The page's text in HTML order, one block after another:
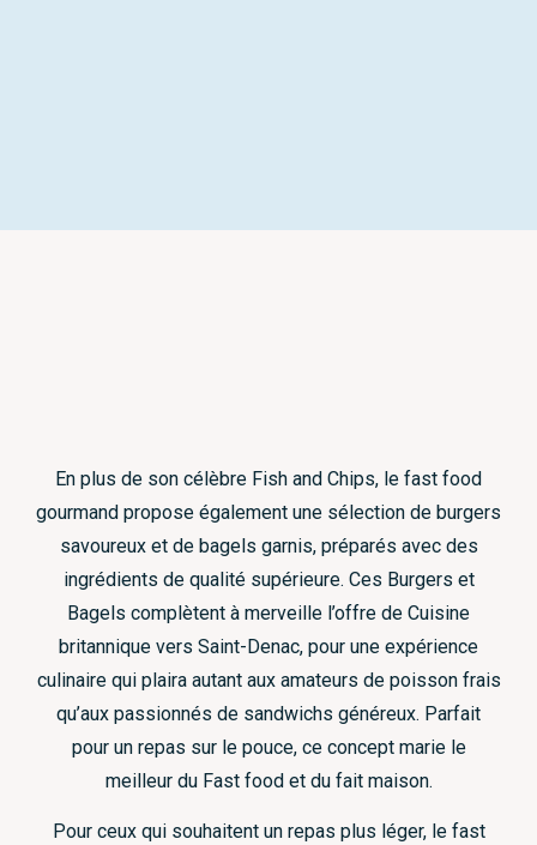
En plus de son célèbre Fish and Chips, le fast food
gourmand propose également une sélection de burgers
savoureux et de bagels garnis, préparés avec des
ingrédients de qualité supérieure. Ces Burgers et
Bagels complètent à merveille l’offre de Cuisine
britannique vers Saint-Denac, pour une expérience
culinaire qui plaira autant aux amateurs de poisson frais
qu’aux passionnés de sandwichs généreux. Parfait
pour un repas sur le pouce, ce concept marie le
meilleur du Fast food et du fait maison.
Pour ceux qui souhaitent un repas plus léger, le fast